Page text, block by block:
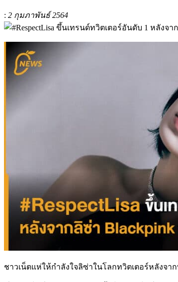
: 2 กุมภาพันธ์ 2564
ชาวเน็ตแห่ให้กำลังใจลิซ่าในโลกทวิตเตอร์หลังจ